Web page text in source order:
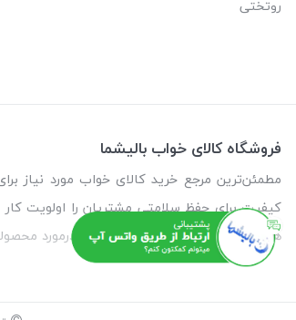
روتختی
فروشگاه کالای خواب بالیشما
کیفیت برای حفظ سلامتی مشتریان را اولویت
همچنین برای دریافت مشاوره رایگان درمورد